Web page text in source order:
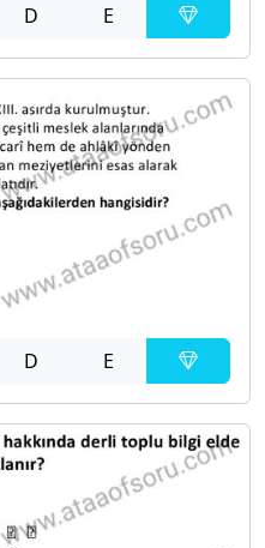
D E
D E